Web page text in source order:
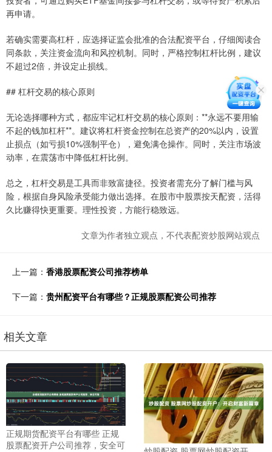
再申请。
若确实需要高杠杆，应选择证监会批准的合法配资平台，仔细阅读合
同条款，关注资金流向和风控机制。同时，严格控制杠杆比例，建议
不超过2倍，并设定止损线。
## 杠杆交易的核心原则
无论选择哪种方式，都应牢记杠杆交易的核心原则：**永远不要用输
不起的钱加杠杆**。建议将杠杆资金控制在总资产的20%以内，设置
止损点（如亏损10%强制平仓），避免满仓操作。同时，关注市场波
动率，在震荡市中降低杠杆比例。
总之，杠杆交易是工具而非致富捷径。投资者需充分了解门槛与风
险，根据自身风险承受能力做出选择。在股市中股票按天配资，活得
久比赚得快更重要。理性投资，方能行稳致远。
文章为作者独立观点，不代表配资炒股网站观点
上一篇： 香港股票配资公司推荐榜单
下一篇： 贵州配资平台有哪些？正规股票配资公司推荐
相关文章
正规期货配资平台有哪些 正规
股票配资开户公司推荐，安全可